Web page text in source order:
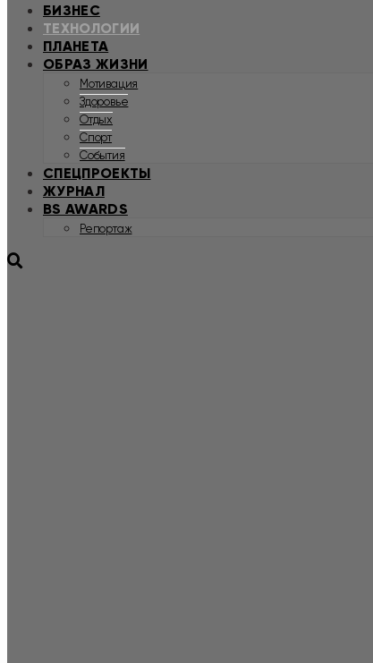
БИЗНЕС
ТЕХНОЛОГИИ
ПЛАНЕТА
ОБРАЗ ЖИЗНИ
Мотивация
Здоровье
Отдых
Спорт
События
СПЕЦПРОЕКТЫ
ЖУРНАЛ
BS AWARDS
Репортаж